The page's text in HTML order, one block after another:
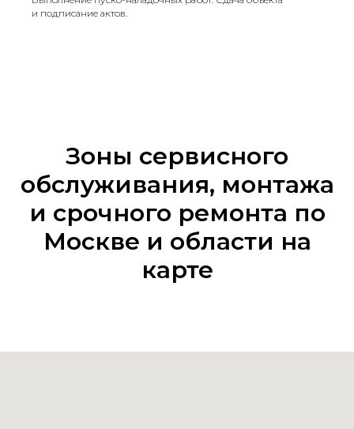
и подписание актов.
Зоны сервисного
обслуживания, монтажа
и срочного ремонта по
Москве и области на
карте